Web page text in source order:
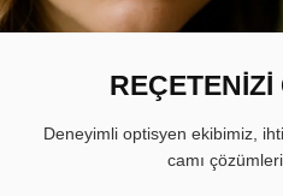
REÇETENİZİ
Deneyimli optisyen ekibimiz,
camı